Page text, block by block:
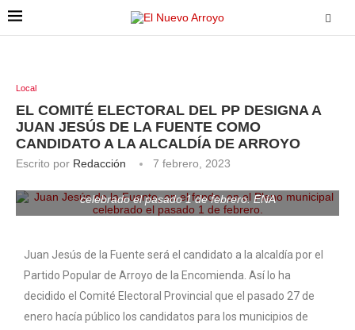
Local
EL COMITÉ ELECTORAL DEL PP DESIGNA A
JUAN JESÚS DE LA FUENTE COMO
CANDIDATO A LA ALCALDÍA DE ARROYO
Escrito por Redacción
7 febrero, 2023
celebrado el pasado 1 de febrero. ENA
Juan Jesús de la Fuente será el candidato a la alcaldía por el
Partido Popular de Arroyo de la Encomienda. Así lo ha
decidido el Comité Electoral Provincial que el pasado 27 de
enero hacía público los candidatos para los municipios de